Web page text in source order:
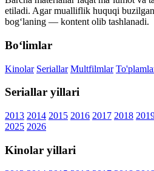
etiladi. Agar mualliflik huquqi
bog‘laning — kontent olib tashlanadi.
Bo‘limlar
Kinolar Seriallar Multfilmlar
Seriallar yillari
2013 2014 2015 2016 2017 2018
2025 2026
Kinolar yillari